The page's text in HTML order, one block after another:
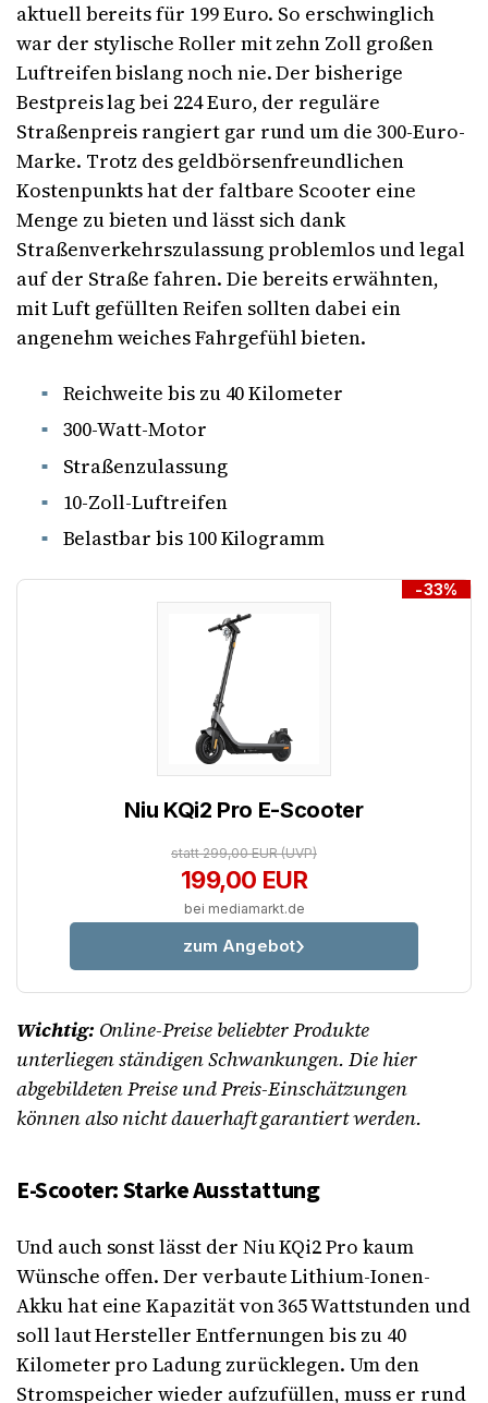
aktuell bereits für 199 Euro. So erschwinglich
war der stylische Roller mit zehn Zoll großen
Luftreifen bislang noch nie. Der bisherige
Bestpreis lag bei 224 Euro, der reguläre
Straßenpreis rangiert gar rund um die 300-Euro-
Marke. Trotz des geldbörsenfreundlichen
Kostenpunkts hat der faltbare Scooter eine
Menge zu bieten und lässt sich dank
Straßenverkehrszulassung problemlos und legal
auf der Straße fahren. Die bereits erwähnten,
mit Luft gefüllten Reifen sollten dabei ein
angenehm weiches Fahrgefühl bieten.
Reichweite bis zu 40 Kilometer
300-Watt-Motor
Straßenzulassung
10-Zoll-Luftreifen
Belastbar bis 100 Kilogramm
-33%
Niu KQi2 Pro E-Scooter
statt 299,00 EUR(UVP)
199,00 EUR
bei mediamarkt.de
zum Angebot
Wichtig: Online-Preise beliebter Produkte
unterliegen ständigen Schwankungen. Die hier
abgebildeten Preise und Preis-Einschätzungen
können also nicht dauerhaft garantiert werden.
E-Scooter: Starke Ausstattung
Und auch sonst lässt der Niu KQi2 Pro kaum
Wünsche offen. Der verbaute Lithium-Ionen-
Akku hat eine Kapazität von 365 Wattstunden und
soll laut Hersteller Entfernungen bis zu 40
Kilometer pro Ladung zurücklegen. Um den
Stromspeicher wieder aufzufüllen, muss er rund